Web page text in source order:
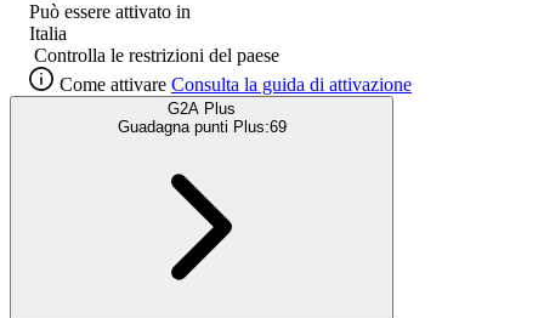
Può essere attivato in
Italia
Controlla le restrizioni del paese
Come attivare Consulta la guida di attivazione
G2A Plus
Guadagna punti Plus:69